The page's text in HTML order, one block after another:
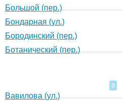
Большой (пер.)
Бондарная (ул.)
Бородинский (пер.)
Ботанический (пер.)
В
Вавилова (ул.)